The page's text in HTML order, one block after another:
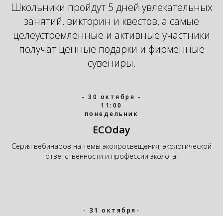
Школьники пройдут 5 дней увлекательных
занятий, викторин и квестов, а самые
целеустремленные и активные участники
получат ценные подарки и фирменные
сувениры.
- 30 октября -
11:00
понедельник
ECOday
Серия вебинаров на темы экопросвещения, экологической
ответственности и профессии эколога.
- 31 октября-